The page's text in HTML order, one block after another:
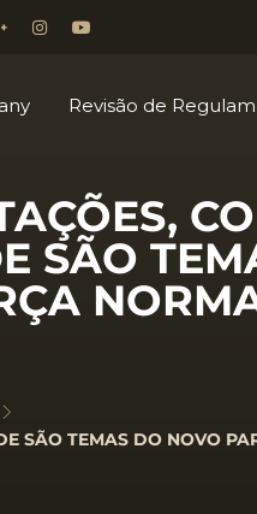
Revisão de
SÃO
SÃO TEMAS DO NOVO